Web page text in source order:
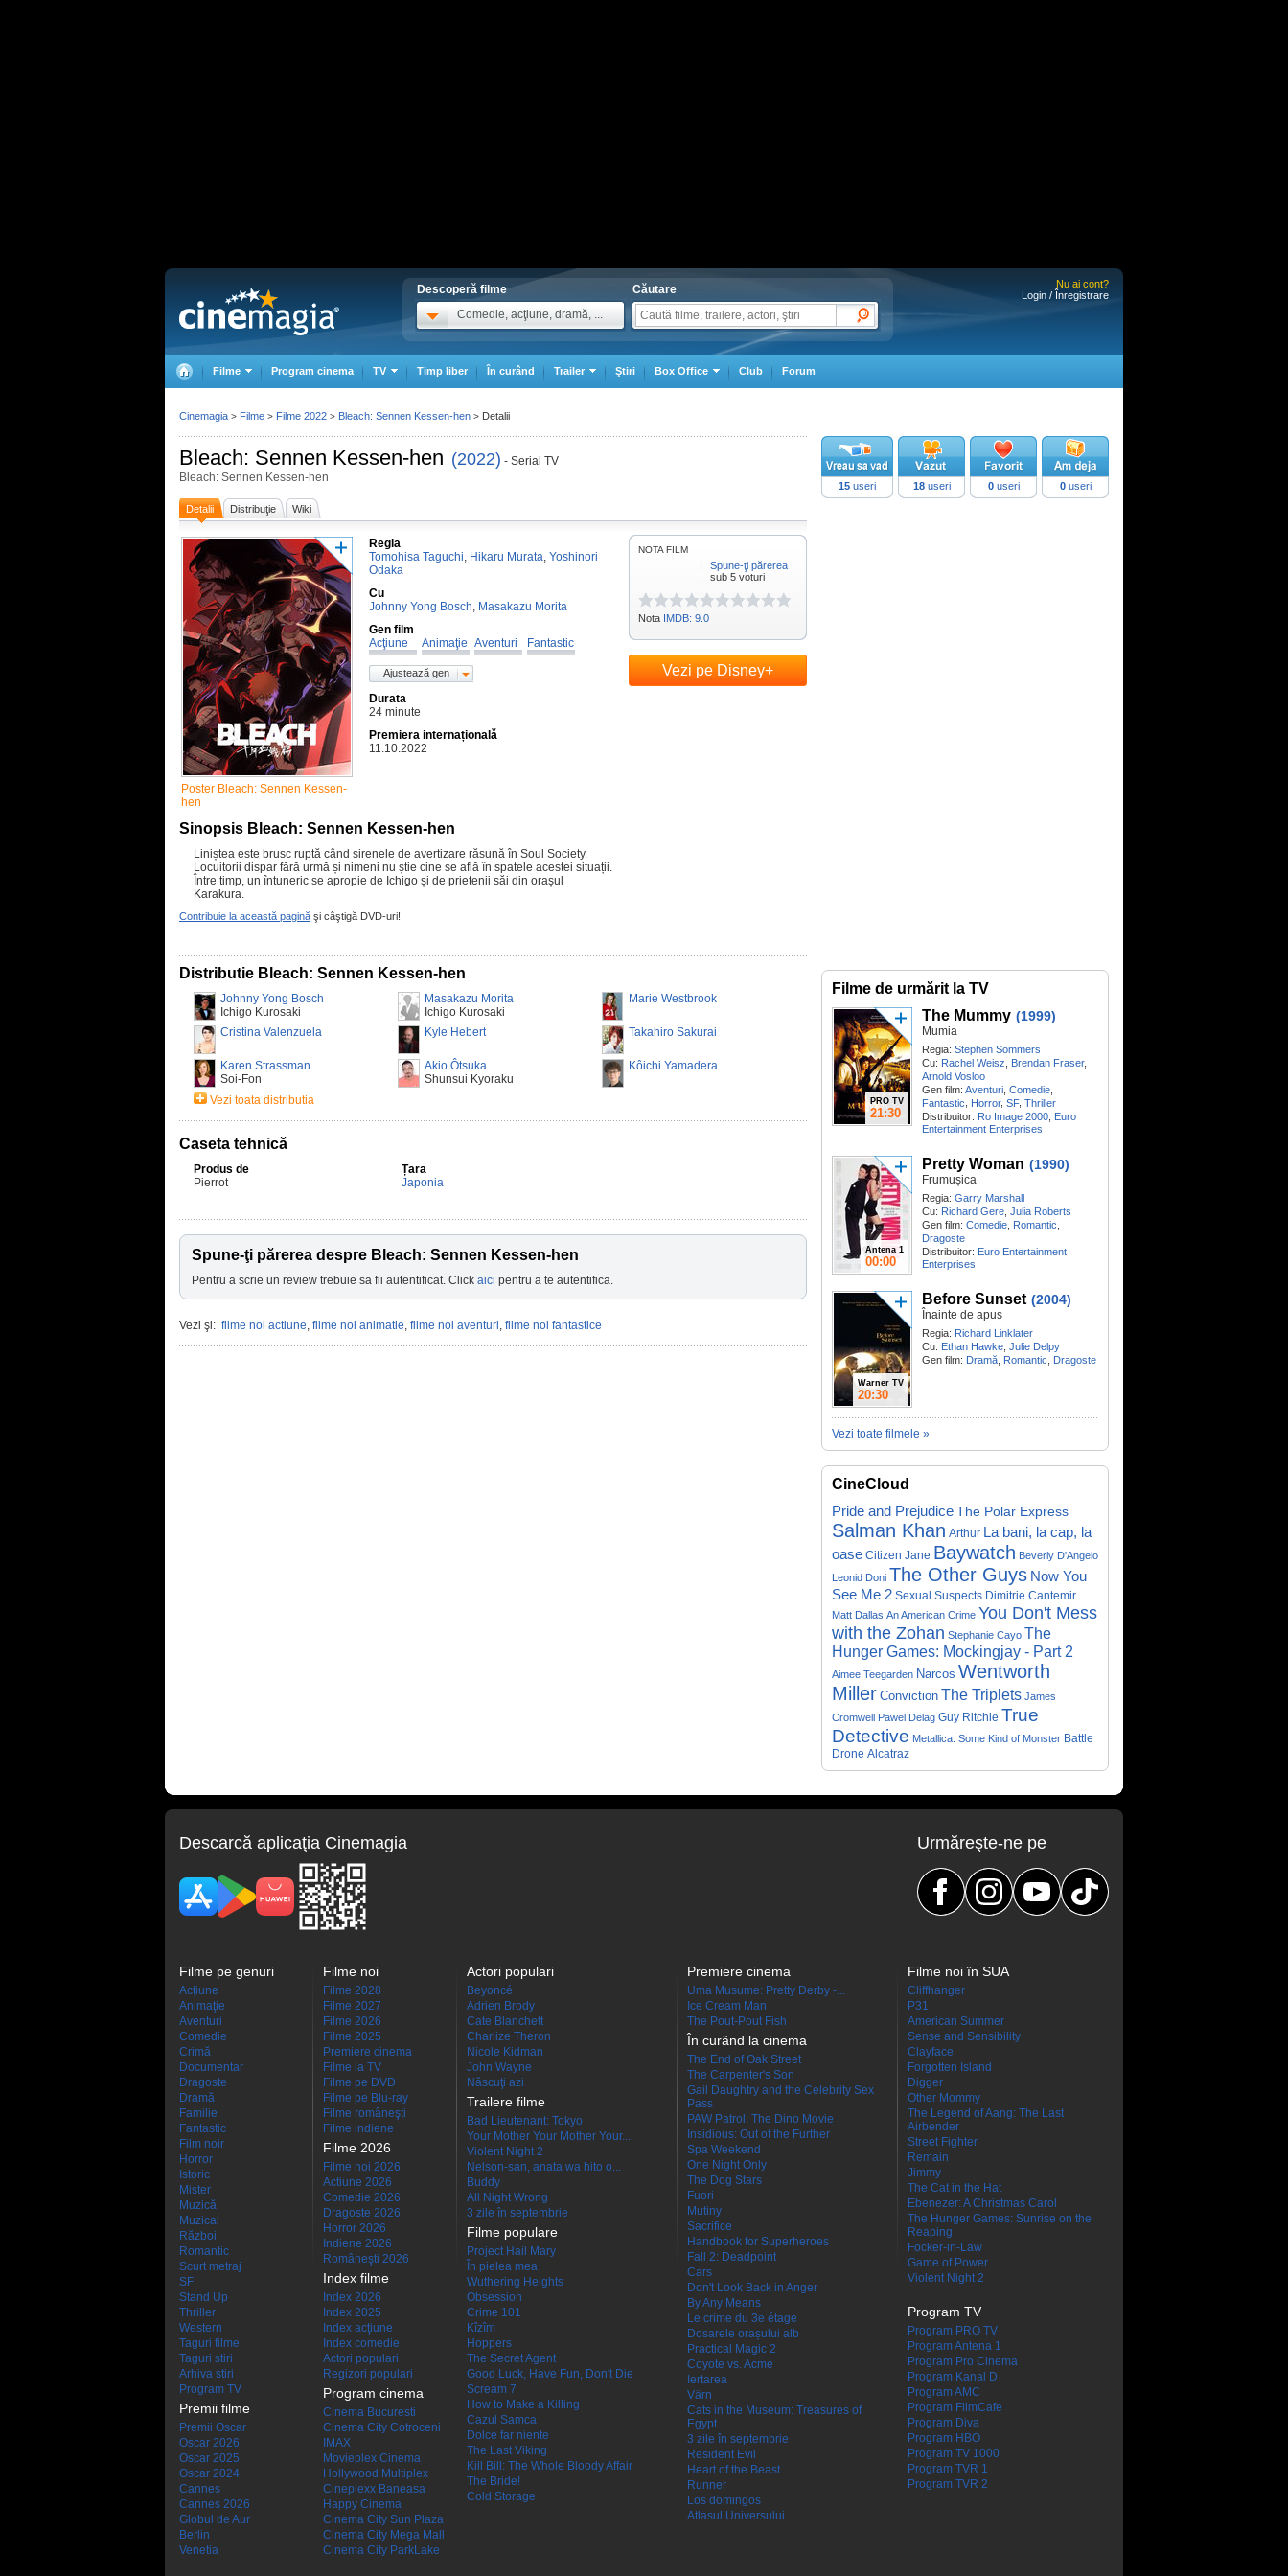
Descoperă filme
Comedie, acţiune, dramă, ...
Căutare
Nu ai cont?
Login / Înregistrare
Filme Program cinema TV Timp liber În curând Trailer Ştiri Box Office Club Forum
Bleach: Sennen Kessen-hen (2022) - Serial TV
Bleach: Sennen Kessen-hen
Detalii Distribuţie Wiki
Poster Bleach: Sennen Kessen-
hen
Regia
Tomohisa Taguchi, Hikaru Murata, Yoshinori
Odaka
Cu
Johnny Yong Bosch, Masakazu Morita
Gen film
Acţiune
Animaţie Aventuri Fantastic
Ajustează gen
Durata
24 minute
Premiera internațională
11.10.2022
Sinopsis Bleach: Sennen Kessen-hen
Liniștea este brusc ruptă când sirenele de avertizare răsună în Soul Society.
Locuitorii dispar fără urmă și nimeni nu știe cine se află în spatele acestei situații.
Între timp, un întuneric se apropie de Ichigo și de prietenii săi din orașul
Karakura.
Contribuie la această pagină şi câştigă DVD-uri!
NOTA FILM
- -
Spune-ţi părerea
sub 5 voturi
Nota IMDB: 9.0
Vezi pe Disney+
15 useri 18useri 0useri 0useri
Distributie Bleach: Sennen Kessen-hen
Johnny Yong Bosch
Ichigo Kurosaki
Masakazu Morita
Ichigo Kurosaki
Marie Westbrook
Cristina Valenzuela Kyle Hebert Takahiro Sakurai
Karen Strassman
Soi-Fon
Akio Ôtsuka
Shunsui Kyoraku
Kôichi Yamadera
Vezi toata distributia
Caseta tehnică
Produs de
Pierrot
Țara
Japonia
Spune-ţi părerea despre Bleach: Sennen Kessen-hen
Pentru a scrie un review trebuie sa fii autentificat. Click aici pentru a te autentifica.
Vezi şi: filme noi actiune, filme noi animatie, filme noi aventuri, filme noi fantastice
Filme de urmărit la TV
PRO TV
21:30
The Mummy (1999)
Mumia
Regia: Stephen Sommers
Cu: Rachel Weisz Brendan Fraser,
Arnold Vosloo
Gen film: Aventuri Comedie
Fantastic, Horror, SF, Thriller
Distribuitor: Ro Image 2000 Euro
Entertainment Enterprises
Antena 1
00:00
Pretty Woman (1990)
Frumușica
Regia: Garry Marshall
Cu: Richard Gere Julia Roberts
Gen film: Comedie Romantic
Dragoste
Distribuitor: Euro Entertainment
Enterprises
Warner TV
20:30
Before Sunset (2004)
Înainte de apus
Regia: Richard Linklater
Cu: Ethan Hawke Julie Delpy
Gen film: Dramă Romantic Dragoste
Vezi toate filmele »
CineCloud
Pride and PrejudiceThe Polar Express
Salman Khan Arthur La bani, la cap, la
oase Citizen Jane Baywatch Beverly D'Angelo
Leonid Doni The Other Guys Now You
See Me 2 Sexual Suspects Dimitrie Cantemir
Matt Dallas An American Crime You Don't Mess
with the Zohan Stephanie Cayo The
Hunger Games: Mockingjay - Part 2
Aimee Teegarden Narcos Wentworth
Miller Conviction The Triplets James
Cromwell Pawel Delag Guy Ritchie True
Detective Metallica: Some Kind of Monster Battle
Drone Alcatraz
Cinemagia > Filme > Filme 2022 > Bleach: Sennen Kessen-hen > Detalii
Descarcă aplicaţia Cinemagia Urmăreşte-ne pe
Filme pe genuri
Acţiune
Animaţie
Aventuri
Comedie
Crimă
Documentar
Dragoste
Dramă
Familie
Fantastic
Film noir
Horror
Istoric
Mister
Muzică
Muzical
Război
Romantic
Scurt metraj
SF
Stand Up
Thriller
Western
Taguri filme
Taguri stiri
Arhiva stiri
Program TV
Premii filme
Premii Oscar
Oscar 2026
Oscar 2025
Oscar 2024
Cannes
Cannes 2026
Globul de Aur
Berlin
Venetia
Filme noi
Filme 2028
Filme 2027
Filme 2026
Filme 2025
Premiere cinema
Filme la TV
Filme pe DVD
Filme pe Blu-ray
Filme româneşti
Filme indiene
Filme 2026
Filme noi 2026
Actiune 2026
Comedie 2026
Dragoste 2026
Horror 2026
Indiene 2026
Româneşti 2026
Index filme
Index 2026
Index 2025
Index acţiune
Index comedie
Actori populari
Regizori populari
Program cinema
Cinema Bucuresti
Cinema City Cotroceni
IMAX
Movieplex Cinema
Hollywood Multiplex
Cineplexx Baneasa
Happy Cinema
Cinema City Sun Plaza
Cinema City Mega Mall
Cinema City ParkLake
Actori populari
Beyoncé
Adrien Brody
Cate Blanchett
Charlize Theron
Nicole Kidman
John Wayne
Născuţi azi
Trailere filme
Bad Lieutenant: Tokyo
Your Mother Your Mother Your...
Violent Night 2
Nelson-san, anata wa hito o...
Buddy
All Night Wrong
3 zile în septembrie
Filme populare
Project Hail Mary
În pielea mea
Wuthering Heights
Obsession
Crime 101
Kîzîm
Hoppers
The Secret Agent
Good Luck, Have Fun, Don't Die
Scream 7
How to Make a Killing
Cazul Samca
Dolce far niente
The Last Viking
Kill Bill: The Whole Bloody Affair
The Bride!
Cold Storage
Premiere cinema
Uma Musume: Pretty Derby -...
Ice Cream Man
The Pout-Pout Fish
În curând la cinema
The End of Oak Street
The Carpenter's Son
Gail Daughtry and the Celebrity Sex
Pass
PAW Patrol: The Dino Movie
Insidious: Out of the Further
Spa Weekend
One Night Only
The Dog Stars
Fuori
Mutiny
Sacrifice
Handbook for Superheroes
Fall 2: Deadpoint
Cars
Don't Look Back in Anger
By Any Means
Le crime du 3e étage
Dosarele orașului alb
Practical Magic 2
Coyote vs. Acme
Iertarea
Värn
Cats in the Museum: Treasures of
Egypt
3 zile în septembrie
Resident Evil
Heart of the Beast
Runner
Los domingos
Atlasul Universului
Filme noi în SUA
Cliffhanger
P31
American Summer
Sense and Sensibility
Clayface
Forgotten Island
Digger
Other Mommy
The Legend of Aang: The Last
Airbender
Street Fighter
Remain
Jimmy
The Cat in the Hat
Ebenezer: A Christmas Carol
The Hunger Games: Sunrise on the
Reaping
Focker-in-Law
Game of Power
Violent Night 2
Program TV
Program PRO TV
Program Antena 1
Program Pro Cinema
Program Kanal D
Program AMC
Program FilmCafe
Program Diva
Program HBO
Program TV 1000
Program TVR 1
Program TVR 2